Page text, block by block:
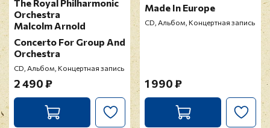
The Royal Philharmonic
Orchestra
Malcolm Arnold
Concerto For Group And
Orchestra
CD, Альбом, Концертная запись
2 490 ₽
Made In Europe
CD, Альбом, Концертная запись
1 990 ₽